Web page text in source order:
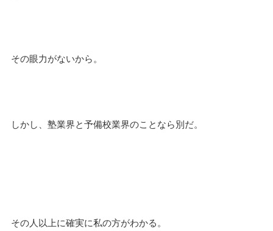
その眼力がないから。
しかし、塾業界と予備校業界のことなら別だ。
その人以上に確実に私の方がわかる。